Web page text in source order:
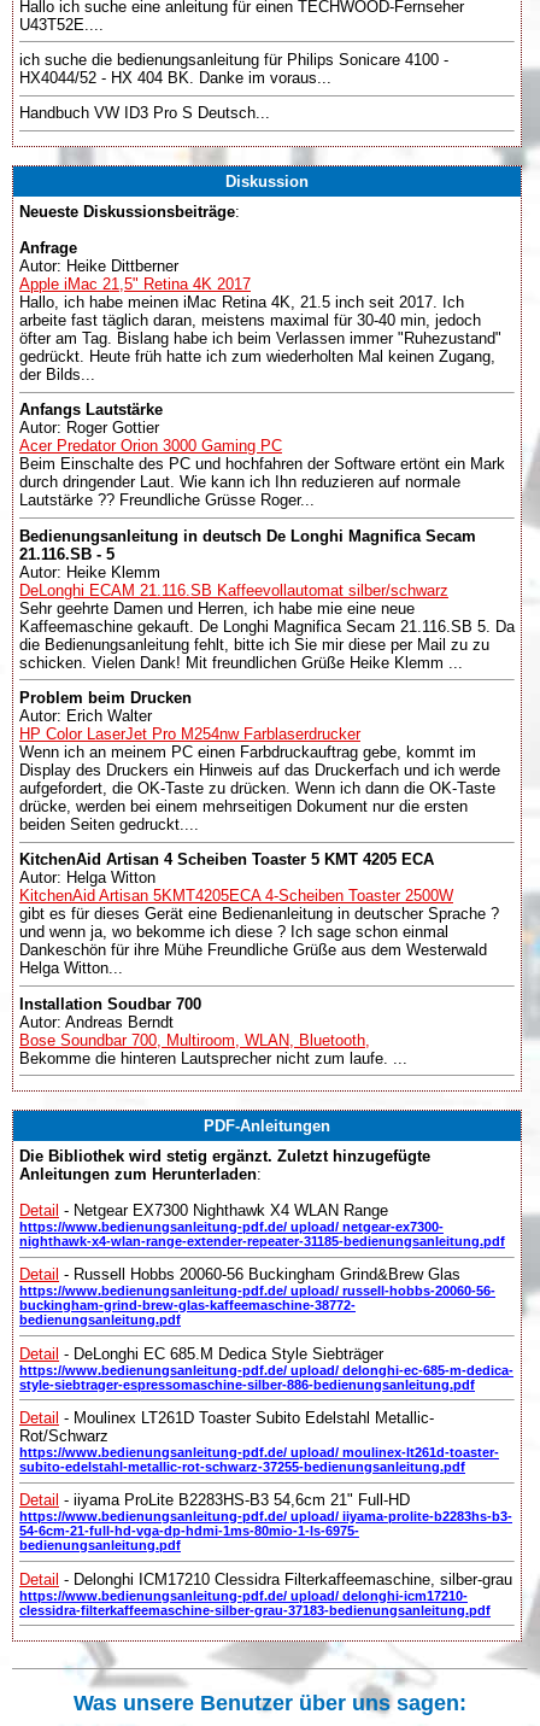
Hallo ich suche eine anleitung für einen TECHWOOD-Fernseher
U43T52E....
ich suche die bedienungsanleitung für Philips Sonicare 4100 -
HX4044/52 - HX 404 BK. Danke im voraus...
Handbuch VW ID3 Pro S Deutsch...
Diskussion
Neueste Diskussionsbeiträge:
Anfrage
Autor: Heike Dittberner
Apple iMac 21,5" Retina 4K 2017
Hallo, ich habe meinen iMac Retina 4K, 21.5 inch seit 2017. Ich
arbeite fast täglich daran, meistens maximal für 30-40 min, jedoch
öfter am Tag. Bislang habe ich beim Verlassen immer "Ruhezustand"
gedrückt. Heute früh hatte ich zum wiederholten Mal keinen Zugang,
der Bilds...
Anfangs Lautstärke
Autor: Roger Gottier
Acer Predator Orion 3000 Gaming PC
Beim Einschalte des PC und hochfahren der Software ertönt ein Mark
durch dringender Laut. Wie kann ich Ihn reduzieren auf normale
Lautstärke ?? Freundliche Grüsse Roger...
Bedienungsanleitung in deutsch De Longhi Magnifica Secam
21.116.SB - 5
Autor: Heike Klemm
DeLonghi ECAM 21.116.SB Kaffeevollautomat silber/schwarz
Sehr geehrte Damen und Herren, ich habe mie eine neue
Kaffeemaschine gekauft. De Longhi Magnifica Secam 21.116.SB 5. Da
die Bedienungsanleitung fehlt, bitte ich Sie mir diese per Mail zu zu
schicken. Vielen Dank! Mit freundlichen Grüße Heike Klemm ...
Problem beim Drucken
Autor: Erich Walter
HP Color LaserJet Pro M254nw Farblaserdrucker
Wenn ich an meinem PC einen Farbdruckauftrag gebe, kommt im
Display des Druckers ein Hinweis auf das Druckerfach und ich werde
aufgefordert, die OK-Taste zu drücken. Wenn ich dann die OK-Taste
drücke, werden bei einem mehrseitigen Dokument nur die ersten
beiden Seiten gedruckt....
KitchenAid Artisan 4 Scheiben Toaster 5 KMT 4205 ECA
Autor: Helga Witton
KitchenAid Artisan 5KMT4205ECA 4-Scheiben Toaster 2500W
gibt es für dieses Gerät eine Bedienanleitung in deutscher Sprache ?
und wenn ja, wo bekomme ich diese ? Ich sage schon einmal
Dankeschön für ihre Mühe Freundliche Grüße aus dem Westerwald
Helga Witton...
Installation Soudbar 700
Autor: Andreas Berndt
Bose Soundbar 700, Multiroom, WLAN, Bluetooth,
Bekomme die hinteren Lautsprecher nicht zum laufe. ...
PDF-Anleitungen
Die Bibliothek wird stetig ergänzt. Zuletzt hinzugefügte
Anleitungen zum Herunterladen:
Detail - Netgear EX7300 Nighthawk X4 WLAN Range
https://www.bedienungsanleitung-pdf.de/ upload/ netgear-ex7300-
nighthawk-x4-wlan-range-extender-repeater-31185-bedienungsanleitung.pdf
Detail - Russell Hobbs 20060-56 Buckingham Grind&Brew Glas
https://www.bedienungsanleitung-pdf.de/ upload/ russell-hobbs-20060-56-
buckingham-grind-brew-glas-kaffeemaschine-38772-
bedienungsanleitung.pdf
Detail - DeLonghi EC 685.M Dedica Style Siebträger
https://www.bedienungsanleitung-pdf.de/ upload/ delonghi-ec-685-m-dedica-
style-siebtrager-espressomaschine-silber-886-bedienungsanleitung.pdf
Detail - Moulinex LT261D Toaster Subito Edelstahl Metallic-
Rot/Schwarz
https://www.bedienungsanleitung-pdf.de/ upload/ moulinex-lt261d-toaster-
subito-edelstahl-metallic-rot-schwarz-37255-bedienungsanleitung.pdf
Detail - iiyama ProLite B2283HS-B3 54,6cm 21" Full-HD
https://www.bedienungsanleitung-pdf.de/ upload/ iiyama-prolite-b2283hs-b3-
54-6cm-21-full-hd-vga-dp-hdmi-1ms-80mio-1-ls-6975-
bedienungsanleitung.pdf
Detail - Delonghi ICM17210 Clessidra Filterkaffeemaschine, silber-grau
https://www.bedienungsanleitung-pdf.de/ upload/ delonghi-icm17210-
clessidra-filterkaffeemaschine-silber-grau-37183-bedienungsanleitung.pdf
Was unsere Benutzer über uns sagen: